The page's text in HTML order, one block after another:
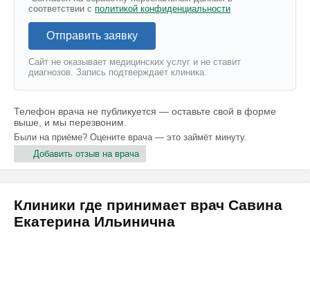
соответствии с политикой конфиденциальности
Отправить заявку
Сайт не оказывает медицинских услуг и не ставит
диагнозов. Запись подтверждает клиника.
Телефон врача не публикуется — оставьте свой в форме
выше, и мы перезвоним.
Были на приёме? Оцените врача — это займёт минуту.
Добавить отзыв на врача
Клиники где принимает врач Савина
Екатерина Ильинична